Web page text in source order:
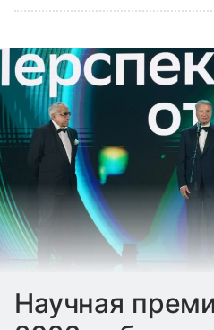
Научная